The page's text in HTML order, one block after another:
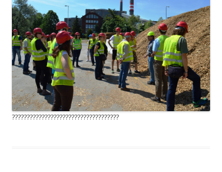
????????????????????????????????????